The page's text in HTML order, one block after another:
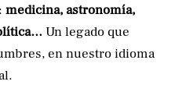
medicina, astronomía,
Un legado que
en nuestro idioma